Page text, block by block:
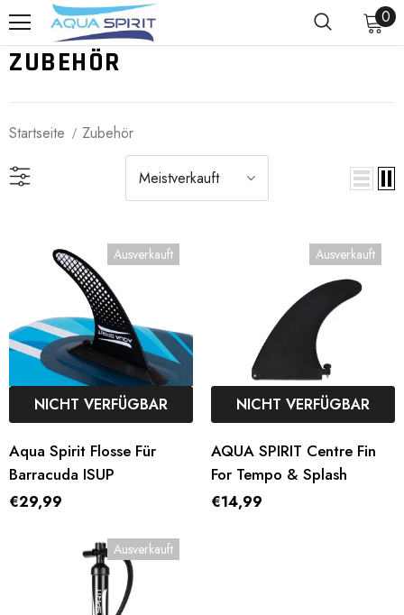
0
ZUBEHÖR
Startseite Zubehör
Meistverkauft
Ausverkauft
NICHT VERFÜGBAR
Aqua Spirit Flosse Für
Barracuda ISUP
€29,99
Ausverkauft
NICHT VERFÜGBAR
AQUA SPIRIT Centre Fin
For Tempo & Splash
€14,99
Ausverkauft